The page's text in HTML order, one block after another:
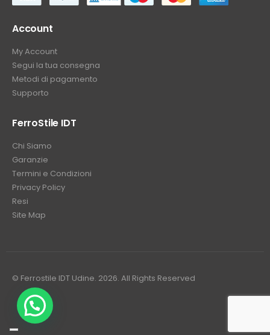
Account
My Account
Segui la tua consegna
Metodi di pagamento
Supporto
FerroStile IDT
Chi Siamo
Garanzie
Termini e Condizioni
Privacy Policy
Resi
Site Map
© Ferrostile IDT Udine. 2026. All Rights Reserved